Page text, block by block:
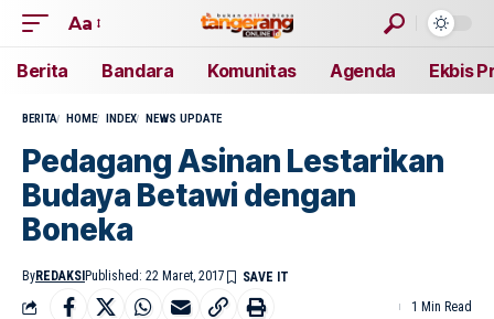
Aa
Berita Bandara Komunitas Agenda Ekbis
BERITA HOME INDEX NEWS UPDATE
Pedagang Asinan Lestarikan
Budaya Betawi dengan
Boneka
ByREDAKSI Published: 22 Maret, 2017
1 Min Read